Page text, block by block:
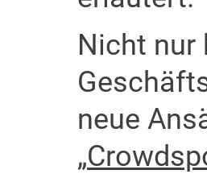
Nicht nur
neue
„